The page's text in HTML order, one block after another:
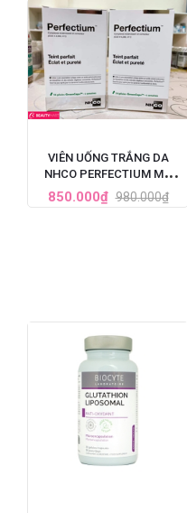
VIÊN UỐNG TRẮNG DA
NHCO PERFECTIUM MỜ
THÂM, GIẢM TÀN NHANG
PHÁP HỘP 56 VIÊN
850.000₫ 980.000₫